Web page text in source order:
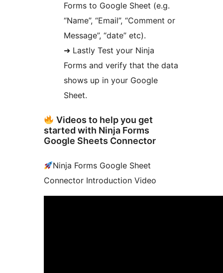
Forms to Google Sheet (e.g.
“Name”, “Email”, “Comment or
Message”, “date” etc).
➜ Lastly Test your Ninja
Forms and verify that the data
shows up in your Google
Sheet.
Videos to help you get
started with Ninja Forms
Google Sheets Connector
Ninja Forms Google Sheet
Connector Introduction Video